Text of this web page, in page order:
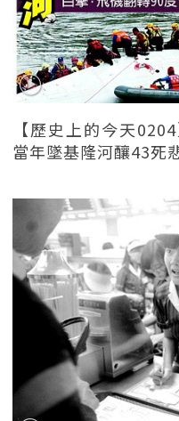
【歷史上的今天
當年墜基隆河釀43死